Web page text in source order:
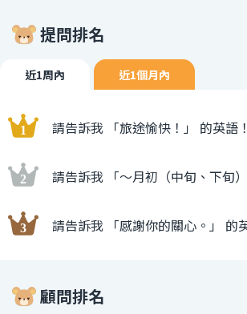
提問排名
近1周內 近1個月內
請告訴我 「旅途愉快！」 的英語！
請告訴我 「〜月初（中旬、下旬
請告訴我 「感謝你的關心。」 的
顧問排名